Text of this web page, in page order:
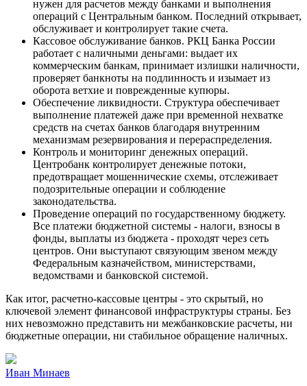
нужен для расчетов между банками и выполнения
операций с Центральным банком. Последний открывает,
обслуживает и контролирует такие счета.
Кассовое обслуживание банков. РКЦ Банка России
работает с наличными деньгами: выдает их
коммерческим банкам, принимает излишки наличности,
проверяет банкноты на подлинность и изымает из
оборота ветхие и поврежденные купюры.
Обеспечение ликвидности. Структура обеспечивает
выполнение платежей даже при временной нехватке
средств на счетах банков благодаря внутренним
механизмам резервирования и перераспределения.
Контроль и мониторинг денежных операций.
Центробанк контролирует денежные потоки,
предотвращает мошеннические схемы, отслеживает
подозрительные операции и соблюдение
законодательства.
Проведение операций по государственному бюджету.
Все платежи бюджетной системы - налоги, взносы в
фонды, выплаты из бюджета - проходят через сеть
центров. Они выступают связующим звеном между
Федеральным казначейством, министерствами,
ведомствами и банковской системой.
Как итог, расчетно-кассовые центры - это скрытый, но
ключевой элемент финансовой инфраструктуры страны. Без
них невозможно представить ни межбанковские расчеты, ни
бюджетные операции, ни стабильное обращение наличных.
Иван Минаев